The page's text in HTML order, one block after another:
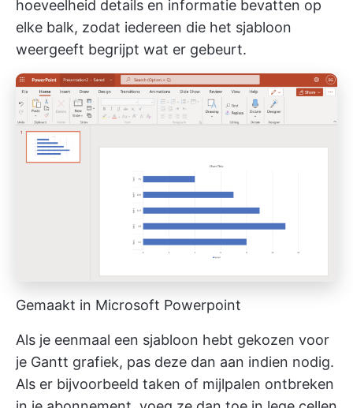
hoeveelheid details en informatie bevatten op
elke balk, zodat iedereen die het sjabloon
weergeeft begrijpt wat er gebeurt.
Gemaakt in Microsoft Powerpoint
Als je eenmaal een sjabloon hebt gekozen voor
je Gantt grafiek, pas deze dan aan indien nodig.
Als er bijvoorbeeld taken of mijlpalen ontbreken